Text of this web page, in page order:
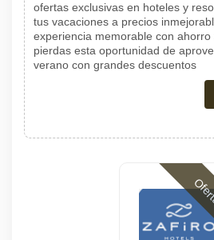
ofertas exclusivas en hoteles y
tus vacaciones a precios
experiencia memorable con ahorro
pierdas esta oportunidad de
verano con grandes descuentos